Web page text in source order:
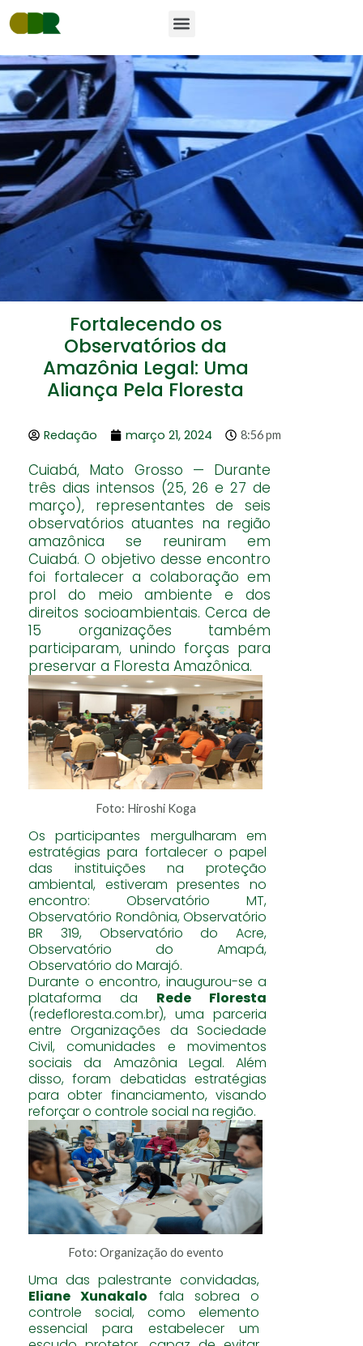
Skip
to
Menu
Fortalecendo os
Observatórios da
Amazônia Legal: Uma
Aliança Pela Floresta
Redação março 21, 2024 8:56 pm
Cuiabá, Mato Grosso — Durante
três dias intensos (25, 26 e 27 de
março), representantes de seis
observatórios atuantes na região
amazônica se reuniram em
Cuiabá. O objetivo desse encontro
foi fortalecer a colaboração em
prol do meio ambiente e dos
direitos socioambientais. Cerca de
15 organizações também
participaram, unindo forças para
preservar a Floresta Amazônica.
Foto: Hiroshi Koga
Os participantes mergulharam em
estratégias para fortalecer o papel
das instituições na proteção
ambiental, estiveram presentes no
encontro: Observatório MT,
Observatório Rondônia, Observatório
BR 319, Observatório do Acre,
Observatório do Amapá,
Observatório do Marajó.
Durante o encontro, inaugurou-se a
plataforma da Rede Floresta
(redefloresta.com.br), uma parceria
entre Organizações da Sociedade
Civil, comunidades e movimentos
sociais da Amazônia Legal. Além
disso, foram debatidas estratégias
para obter financiamento, visando
reforçar o controle social na região.
Foto: Organização do evento
Uma das palestrante convidadas,
Eliane Xunakalo fala sobrea o
controle social, como elemento
essencial para estabelecer um
navigation